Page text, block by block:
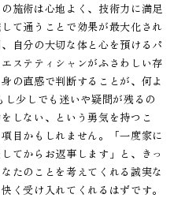
施術は心地よく、技術力に満足
て通うことで効果が最大化され
自分の大切な体と心を預けるパ
ステティシャンがふさわしい存
の直感で判断することが、何よ
少しでも迷いや疑問が残るの
しない、という勇気を持つこ
目かもしれません。「一度家に
てからお返事します」と、きっ
たのことを考えてくれる誠実な
く受け入れてくれるはずです。